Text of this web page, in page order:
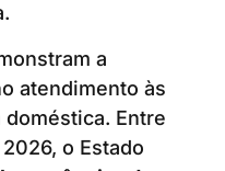
a
atendimento às
Entre
o Estado